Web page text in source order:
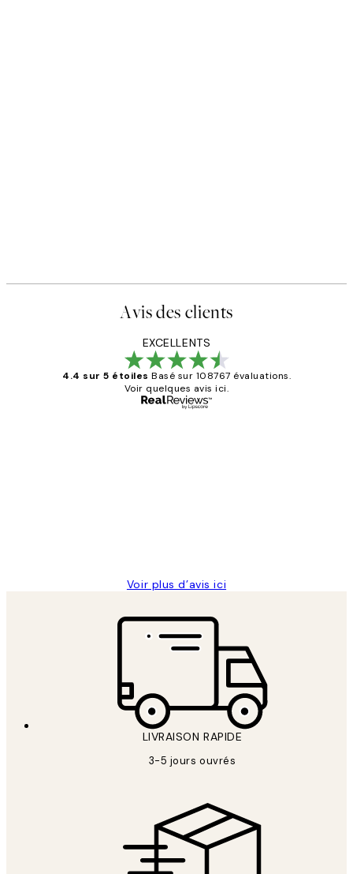
Avis des clients
EXCELLENTS
4.4 sur 5 étoiles Basé sur 108767 évaluations.
Voir quelques avis ici.
Voir plus d’avis ici
LIVRAISON RAPIDE
3-5 jours ouvrés